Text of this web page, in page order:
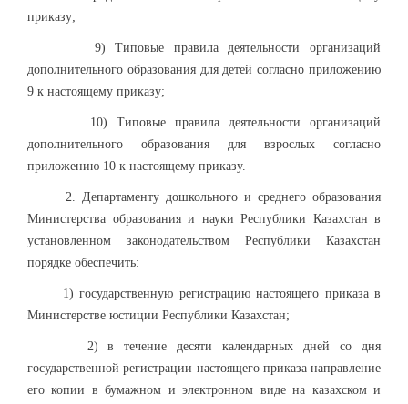
приказу;
9) Типовые правила деятельности организаций
дополнительного образования для детей согласно приложению
9 к настоящему приказу;
10) Типовые правила деятельности организаций
дополнительного образования для взрослых согласно
приложению 10 к настоящему приказу.
2. Департаменту дошкольного и среднего образования
Министерства образования и науки Республики Казахстан в
установленном законодательством Республики Казахстан
порядке обеспечить:
1) государственную регистрацию настоящего приказа в
Министерстве юстиции Республики Казахстан;
2) в течение десяти календарных дней со дня
государственной регистрации настоящего приказа направление
его копии в бумажном и электронном виде на казахском и